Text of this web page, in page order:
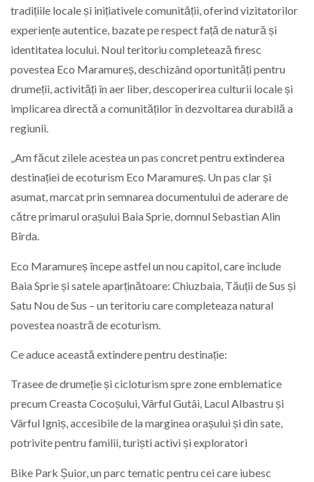
tradițiile locale și inițiativele comunității, oferind vizitatorilor
experiențe autentice, bazate pe respect față de natură și
identitatea locului. Noul teritoriu completează firesc
povestea Eco Maramureș, deschizând oportunități pentru
drumeții, activități în aer liber, descoperirea culturii locale și
implicarea directă a comunităților în dezvoltarea durabilă a
regiunii.
„Am făcut zilele acestea un pas concret pentru extinderea
destinației de ecoturism Eco Maramureș. Un pas clar și
asumat, marcat prin semnarea documentului de aderare de
către primarul orașului Baia Sprie, domnul Sebastian Alin
Bîrda.
Eco Maramureș începe astfel un nou capitol, care include
Baia Sprie și satele aparținătoare: Chiuzbaia, Tăuții de Sus și
Satu Nou de Sus – un teritoriu care completeaza natural
povestea noastră de ecoturism.
Ce aduce această extindere pentru destinație:
Trasee de drumeție și cicloturism spre zone emblematice
precum Creasta Cocoșului, Vârful Gutâi, Lacul Albastru și
Vârful Igniș, accesibile de la marginea orașului și din sate,
potrivite pentru familii, turiști activi și exploratori
Bike Park Șuior, un parc tematic pentru cei care iubesc